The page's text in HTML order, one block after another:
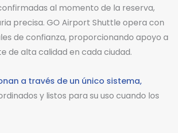
al momento de la reserva,
precisa. GO Airport Shuttle opera con
de confianza, proporcionando apoyo a
de alta calidad en cada ciudad.
a través de un único sistema,
y listos para su uso cuando los